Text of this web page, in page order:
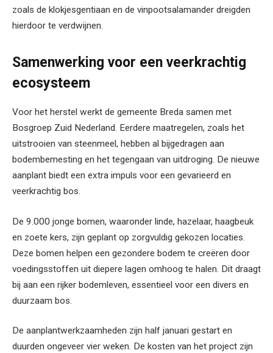
zoals de klokjesgentiaan en de vinpootsalamander dreigden
hierdoor te verdwijnen.
Samenwerking voor een veerkrachtig
ecosysteem
Voor het herstel werkt de gemeente Breda samen met
Bosgroep Zuid Nederland. Eerdere maatregelen, zoals het
uitstrooien van steenmeel, hebben al bijgedragen aan
bodembemesting en het tegengaan van uitdroging. De nieuwe
aanplant biedt een extra impuls voor een gevarieerd en
veerkrachtig bos.
De 9.000 jonge bomen, waaronder linde, hazelaar, haagbeuk
en zoete kers, zijn geplant op zorgvuldig gekozen locaties.
Deze bomen helpen een gezondere bodem te creëren door
voedingsstoffen uit diepere lagen omhoog te halen. Dit draagt
bij aan een rijker bodemleven, essentieel voor een divers en
duurzaam bos.
De aanplantwerkzaamheden zijn half januari gestart en
duurden ongeveer vier weken. De kosten van het project zijn